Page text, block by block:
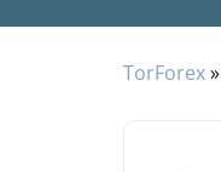
TorForex»